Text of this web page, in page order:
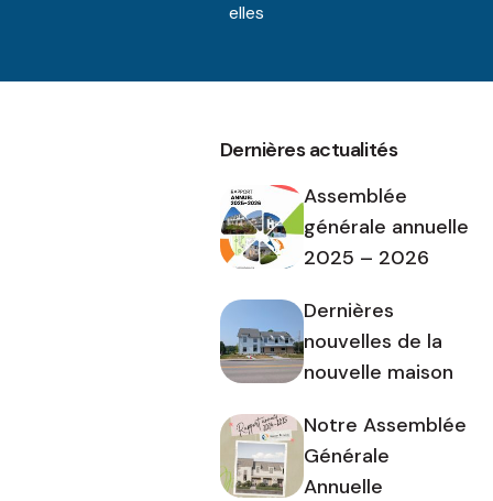
elles
Dernières actualités
Assemblée
générale annuelle
2025 – 2026
Dernières
nouvelles de la
nouvelle maison
Notre Assemblée
Générale
Annuelle